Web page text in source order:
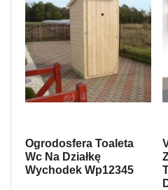
Ogrodosfera Toaleta
Wc Na Działkę
Wychodek Wp12345